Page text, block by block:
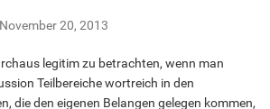
November 20, 2013
legitim zu betrachten, wenn man
Teilbereiche wortreich in den
die den eigenen Belangen gelegen kommen,